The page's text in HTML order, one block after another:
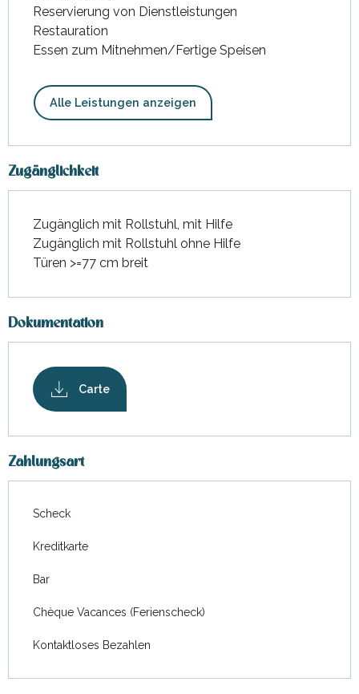
Reservierung von Dienstleistungen
Restauration
Essen zum Mitnehmen/Fertige Speisen
Alle Leistungen anzeigen
Zugänglichkeit
Zugänglich mit Rollstuhl, mit Hilfe
Zugänglich mit Rollstuhl ohne Hilfe
Türen >=77 cm breit
Dokumentation
Carte
Zahlungsart
Scheck
Kreditkarte
Bar
Chèque Vacances (Ferienscheck)
Kontaktloses Bezahlen